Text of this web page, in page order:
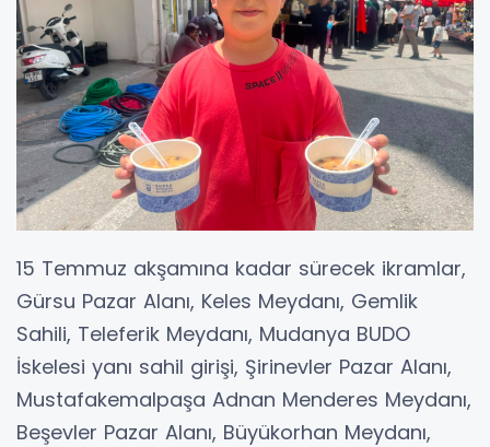
15 Temmuz akşamına kadar sürecek ikramlar,
Gürsu Pazar Alanı, Keles Meydanı, Gemlik
Sahili, Teleferik Meydanı, Mudanya BUDO
İskelesi yanı sahil girişi, Şirinevler Pazar Alanı,
Mustafakemalpaşa Adnan Menderes Meydanı,
Beşevler Pazar Alanı, Büyükorhan Meydanı,